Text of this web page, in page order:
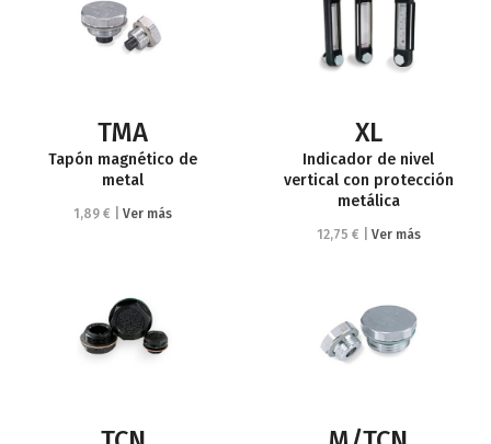
TMA
Tapón magnético de
metal
1,89 € | Ver más
XL
Indicador de nivel
vertical con protección
metálica
12,75 € | Ver más